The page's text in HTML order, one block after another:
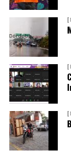
[
[
[